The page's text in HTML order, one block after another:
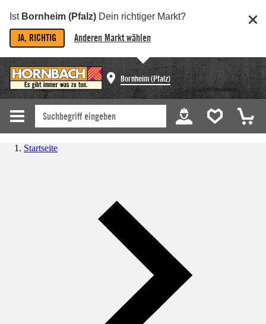
Ist Bornheim (Pfalz) Dein richtiger Markt?
JA, RICHTIG Anderen Markt wählen
Bornheim (Pfalz)
Startseite